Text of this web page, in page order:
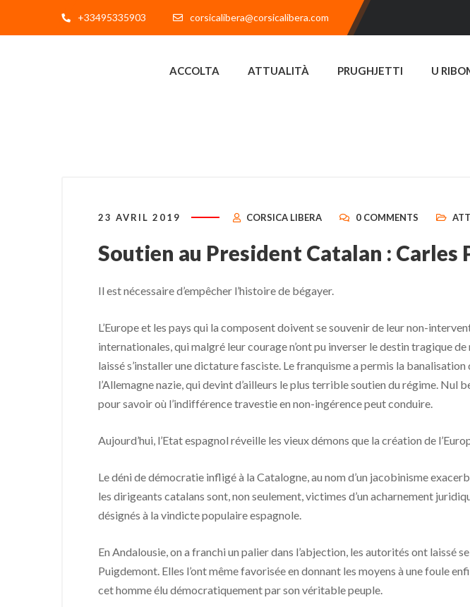
+33495335903 corsicalibera@corsicalibera.com
ACCOLTA ATTUALITÀ PRUGHJETTI U
23 AVRIL 2019 CORSICA LIBERA 0 COMMENTS
Soutien au President Catalan : Carles
Il est nécessaire d’empêcher l’histoire de bégayer.
L’Europe et les pays qui la composent doivent se souvenir de leur non-
internationales, qui malgré leur courage n’ont pu inverser le destin tragique
laissé s’installer une dictature fasciste. Le franquisme a permis la
l’Allemagne nazie, qui devint d’ailleurs le plus terrible soutien du régime.
pour savoir où l’indifférence travestie en non-ingérence peut conduire.
Aujourd’hui, l’Etat espagnol réveille les vieux démons que la création de
Le déni de démocratie infligé à la Catalogne, au nom d’un jacobinisme
les dirigeants catalans sont, non seulement, victimes d’un acharnement
désignés à la vindicte populaire espagnole.
En Andalousie, on a franchi un palier dans l’abjection, les autorités ont laissé
Puigdemont. Elles l’ont même favorisée en donnant les moyens à une foule
cet homme élu démocratiquement par son véritable peuple.